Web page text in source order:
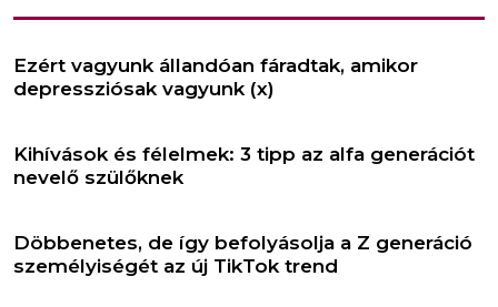
Ezért vagyunk állandóan fáradtak, amikor
depressziósak vagyunk (x)
Kihívások és félelmek: 3 tipp az alfa generációt
nevelő szülőknek
Döbbenetes, de így befolyásolja a Z generáció
személyiségét az új TikTok trend